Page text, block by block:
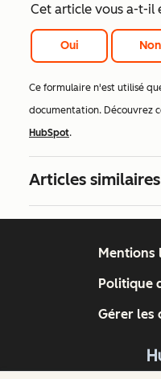
Cet article vous a-t-il
Oui Non
Ce formulaire n'est utilisé
documentation. Découvrez
HubSpot.
Articles similaires
Mentions
Politique
Gérer les